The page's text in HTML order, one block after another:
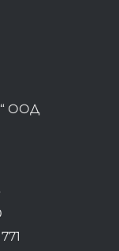
ООД